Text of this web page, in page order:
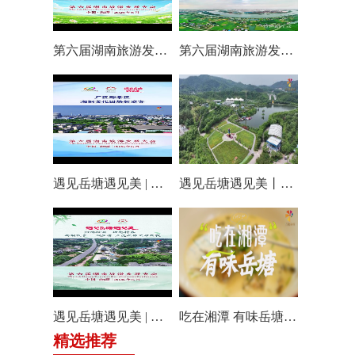
第六届湖南旅游发展大会丨仰天湖国际休闲旅游度假区17个游玩项目全线开放嗨翻一夏 第六届湖南旅游发展大会丨阿莲潭宝带你云游岳塘
遇见岳塘遇见美 | 厂区即景区，湘钢文化园焕新迎客！ 遇见岳塘遇见美丨盘龙大观园提质焕新迎八方客
遇见岳塘遇见美 | 归隐松涧·理想村落：两期筑景 一涧生香 点亮岳塘文旅新貌 吃在湘潭 有味岳塘丨云盘山下：匠心守本味 小院忆乡愁
精选推荐